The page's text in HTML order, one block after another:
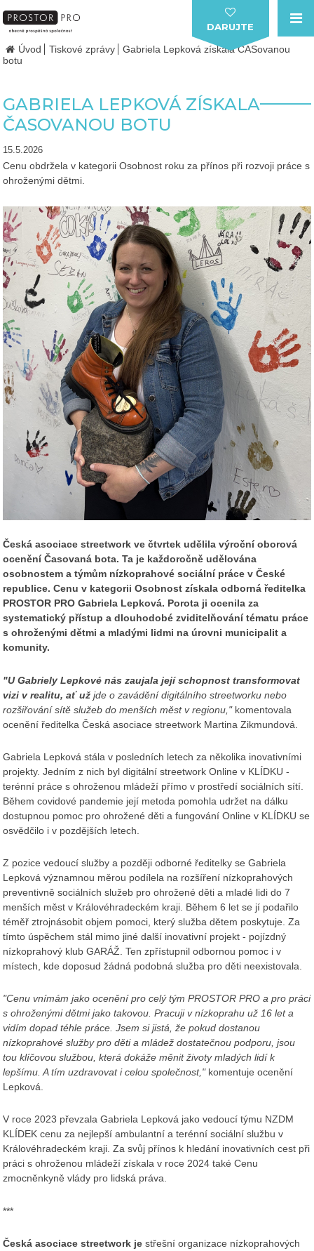
DARUJTE
Úvod
Tiskové zprávy
Gabriela Lepková získala ČASovanou
botu
GABRIELA LEPKOVÁ ZÍSKALA
ČASOVANOU BOTU
15.5.2026
Cenu obdržela v kategorii Osobnost roku za přínos při rozvoji práce s
ohroženými dětmi.
Česká asociace streetwork ve čtvrtek udělila výroční oborová
ocenění Časovaná bota. Ta je každoročně udělována
osobnostem a týmům nízkoprahové sociální práce v České
republice. Cenu v kategorii Osobnost získala odborná ředitelka
PROSTOR PRO Gabriela Lepková. Porota ji ocenila za
systematický přístup a dlouhodobé zviditelňování tématu práce
s ohroženými dětmi a mladými lidmi na úrovni municipalit a
komunity.
"U Gabriely Lepkové nás zaujala její schopnost transformovat
vizi v realitu, ať už jde o zavádění digitálního streetworku nebo
rozšiřování sítě služeb do menších měst v regionu,"komentovala
ocenění ředitelka Česká asociace streetwork Martina Zikmundová.
Gabriela Lepková stála v posledních letech za několika inovativními
projekty. Jedním z nich byl digitální streetwork Online v KLÍDKU -
terénní práce s ohroženou mládeží přímo v prostředí sociálních sítí.
Během covidové pandemie její metoda pomohla udržet na dálku
dostupnou pomoc pro ohrožené děti a fungování Online v KLÍDKU se
osvědčilo i v pozdějších letech.
Z pozice vedoucí služby a později odborné ředitelky se Gabriela
Lepková významnou měrou podílela na rozšíření nízkoprahových
preventivně sociálních služeb pro ohrožené děti a mladé lidi do 7
menších měst v Královéhradeckém kraji. Během 6 let se jí podařilo
téměř ztrojnásobit objem pomoci, který služba dětem poskytuje. Za
tímto úspěchem stál mimo jiné další inovativní projekt - pojízdný
nízkoprahový klub GARÁŽ. Ten zpřístupnil odbornou pomoc i v
místech, kde doposud žádná podobná služba pro děti neexistovala.
"Cenu vnímám jako ocenění pro celý tým PROSTOR PRO a pro práci
s ohroženými dětmi jako takovou. Pracuji v nízkoprahu už 16 let a
vidím dopad téhle práce. Jsem si jistá, že pokud dostanou
nízkoprahové služby pro děti a mládež dostatečnou podporu, jsou
tou klíčovou službou, která dokáže měnit životy mladých lidí k
lepšímu. A tím uzdravovat i celou společnost,"komentuje ocenění
Lepková.
V roce 2023 převzala Gabriela Lepková jako vedoucí týmu NZDM
KLÍDEK cenu za nejlepší ambulantní a terénní sociální službu v
Královéhradeckém kraji. Za svůj přínos k hledání inovativních cest při
práci s ohroženou mládeží získala v roce 2024 také Cenu
zmocněnkyně vlády pro lidská práva.
***
Česká asociace streetwork je střešní organizace nízkoprahových